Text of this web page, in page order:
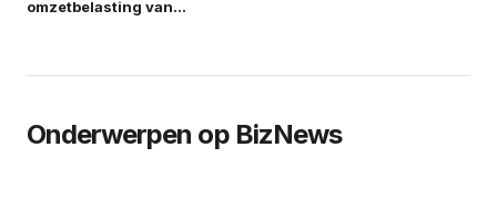
omzetbelasting van…
Onderwerpen op BizNews